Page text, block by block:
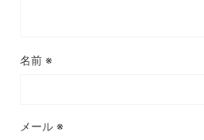
名前 ※
メール ※